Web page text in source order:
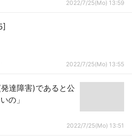
2022/7/25(Mo) 13:59
25]
2022/7/25(Mo) 13:55
達障害)であると公
の」
2022/7/25(Mo) 13:51